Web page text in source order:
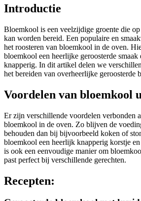
Introductie
Bloemkool is een veelzijdige groente die
kan worden bereid. Een populaire en
het roosteren van bloemkool in de oven.
bloemkool een heerlijke geroosterde
knapperig. In dit artikel delen we
het bereiden van overheerlijke geroosterde
Voordelen van bloemkool
Er zijn verschillende voordelen verbonden
bloemkool in de oven. Zo blijven de
behouden dan bij bijvoorbeeld koken of
bloemkool een heerlijk knapperig korstje
is ook een eenvoudige manier om
past perfect bij verschillende gerechten.
Recepten: